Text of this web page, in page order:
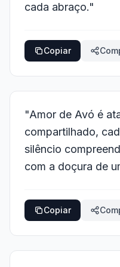
cada abraço."
Copiar
"Amor de Avó é
compartilhado,
silêncio
com a doçura de
Copiar